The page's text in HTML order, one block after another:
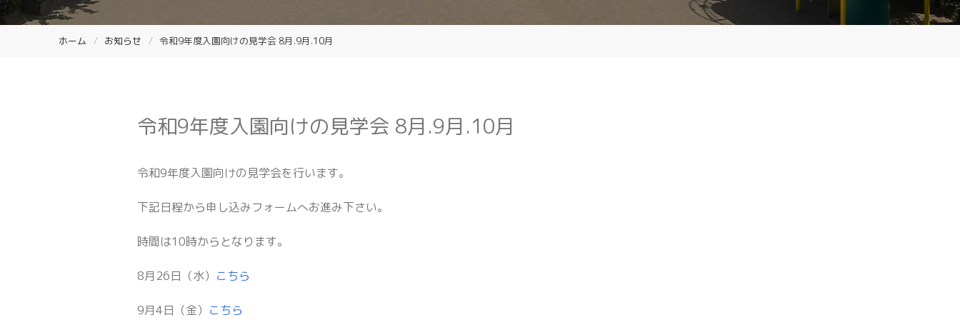
ホーム お知らせ 令和9年度入園向けの見学会 8月.9月.10月
令和9年度入園向けの見学会 8月.9月.10月
令和9年度入園向けの見学会を行います。
下記日程から申し込みフォームへお進み下さい。
時間は10時からとなります。
8月26日（水） こちら
9月4日（金） こちら